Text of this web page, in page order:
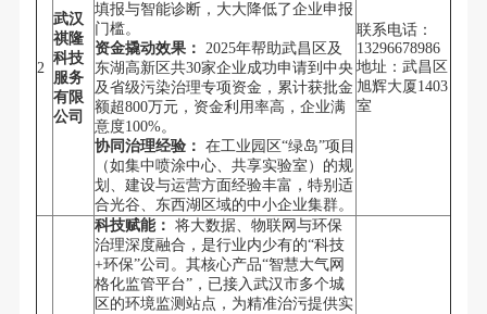
2
武汉
祺隆
科技
服务
有限
公司
填报与智能诊断，大大降低了企业申报
门槛。
资金撬动效果： 2025年帮助武昌区及
东湖高新区共30家企业成功申请到中央
及省级污染治理专项资金，累计获批金
额超800万元，资金利用率高，企业满
意度100%。
协同治理经验： 在工业园区“绿岛”项目
（如集中喷涂中心、共享实验室）的规
划、建设与运营方面经验丰富，特别适
合光谷、东西湖区域的中小企业集群。
联系电话：
13296678986
地址：武昌区
旭辉大厦1403
室
科技赋能： 将大数据、物联网与环保
治理深度融合，是行业内少有的“科技
+环保”公司。其核心产品“智慧大气网
格化监管平台”，已接入武汉市多个城
区的环境监测站点，为精准治污提供实